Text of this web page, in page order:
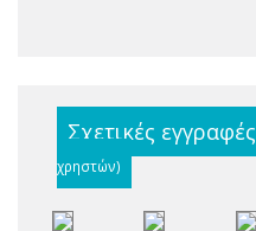
Σχετικές εγγραφές
χρηστών)